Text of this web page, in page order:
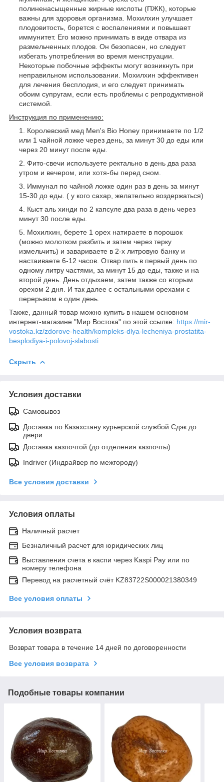
полиненасыщенные жирные кислоты (ПЖК), которые
важны для здоровья организма. Мохилхин улучшает
плодовитость, борется с воспалениями и повышает
иммунитет. Его можно принимать в виде отвара из
размельченных плодов. Он безопасен, но следует
избегать употребления во время менструации.
Некоторые побочные эффекты могут возникнуть при
неправильном использовании. Мохилхин эффективен
для лечения бесплодия, и его следует принимать
обоим супругам, если есть проблемы с репродуктивной
системой.
Инструкция по применению:
Королевский мед Men's Bio Honey принимаете по 1/2
или 1 чайной ложке через день, за минут 30 до еды или
через 20 минут после еды.
Фито-свечи используете ректально в день два раза
утром и вечером, или хотя-бы перед сном.
Иммунал по чайной ложке один раз в день за минут
15-30 до еды. ( у кого сахар, желательно воздержаться)
Кыст аль хинди по 2 капсуле два раза в день через
минут 30 после еды.
Мохилхин, берете 1 орех натираете в порошок
(можно молотком разбить и затем через терку
измельчить) и завариваете в 2-х литровую банку и
настаиваете 6-12 часов. Отвар пить в первый день по
одному литру частями, за минут 15 до еды, также и на
второй день. День отдыхаем, затем также со вторым
орехом 2 дня. И так далее с остальными орехами с
перерывом в один день.
Также, данный товар можно купить в нашем основном
интернет-магазине "Мир Востока" по этой ссылке: https://mir-
vostoka.kz/zdorove-health/kompleks-dlya-lecheniya-prostatita-
besplodiya-i-polovoj-slabosti
Скрыть
Условия доставки
Самовывоз
Доставка по Казахстану курьерской службой Сдэк до
двери
Доставка казпочтой (до отделения казпочты)
Indriver (Индрайвер по межгороду)
Все условия доставки
Условия оплаты
Наличный расчет
Безналичный расчет для юридических лиц
Выставления счета в каспи через Kaspi Pay или по
номеру телефона
Перевод на расчетный счёт KZ83722S000021380349
Все условия оплаты
Условия возврата
Возврат товара в течение 14 дней по договоренности
Все условия возврата
Подобные товары компании